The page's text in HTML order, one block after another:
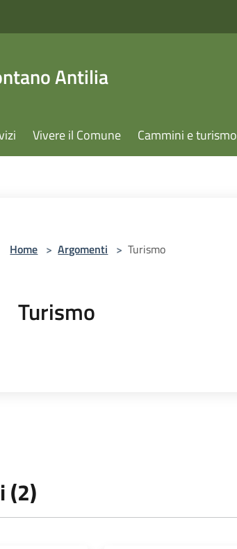
Antilia
Vivere il Comune Cammini e turismo
Home > Argomenti > Turismo
Turismo
(2)